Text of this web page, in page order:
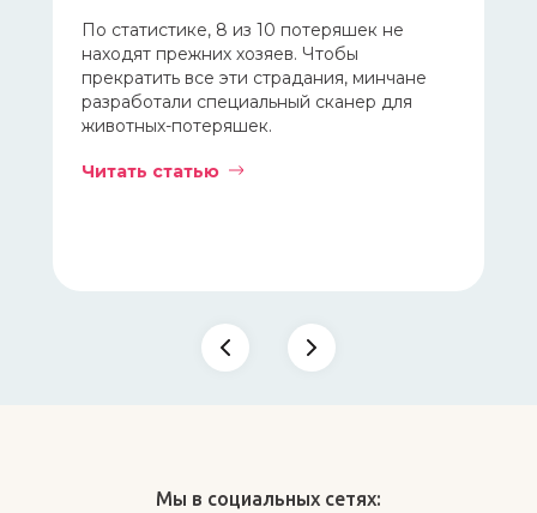
По статистике, 8 из 10 потеряшек не
находят прежних хозяев. Чтобы
прекратить все эти страдания, минчане
разработали специальный сканер для
животных-потеряшек.
Читать статью
Мы в социальных сетях: